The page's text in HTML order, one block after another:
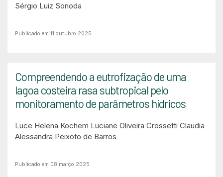
Sérgio Luiz Sonoda
Publicado em 11 outubro 2025
Compreendendo a eutrofização de uma
lagoa costeira rasa subtropical pelo
monitoramento de parâmetros hídricos
Luce Helena Kochem Luciane Oliveira Crossetti Claudia
Alessandra Peixoto de Barros
Publicado em 08 março 2025